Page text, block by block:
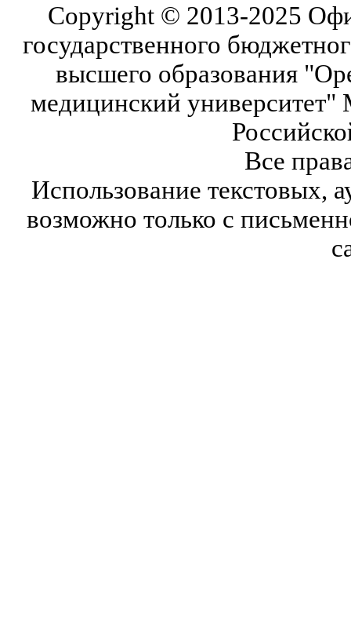
Copyright © 2013-2025
государственного
высшего образования
медицинский университет"
Все
Использование текстовых,
возможно только с